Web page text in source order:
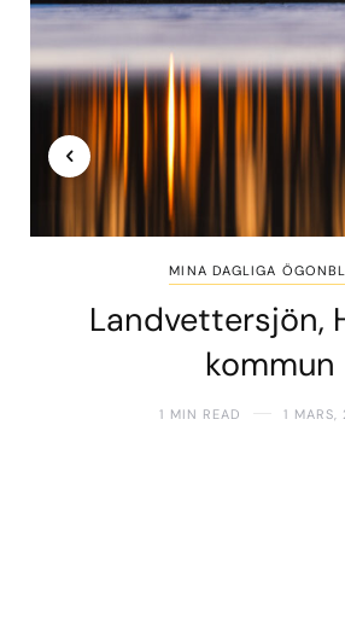
MINA DAGLIGA
Landvettersjön,
kommun
1 MIN READ 1